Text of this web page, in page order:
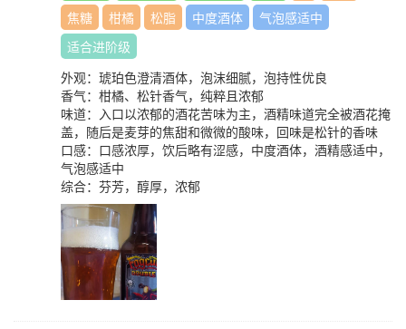
焦糖
柑橘 松脂 中度酒体
气泡感适中
适合进阶级
外观：琥珀色澄清酒体，泡沫细腻，泡持性优良
香气：柑橘、松针香气，纯粹且浓郁
味道：入口以浓郁的酒花苦味为主，酒精味道完全被酒花掩
盖，随后是麦芽的焦甜和微微的酸味，回味是松针的香味
口感：口感浓厚，饮后略有涩感，中度酒体，酒精感适中，
气泡感适中
综合：芬芳，醇厚，浓郁